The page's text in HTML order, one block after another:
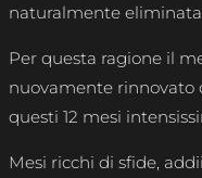
naturalmente
Per questa ragione il
nuovamente rinnovato
questi 12 mesi
Mesi ricchi di sfide,